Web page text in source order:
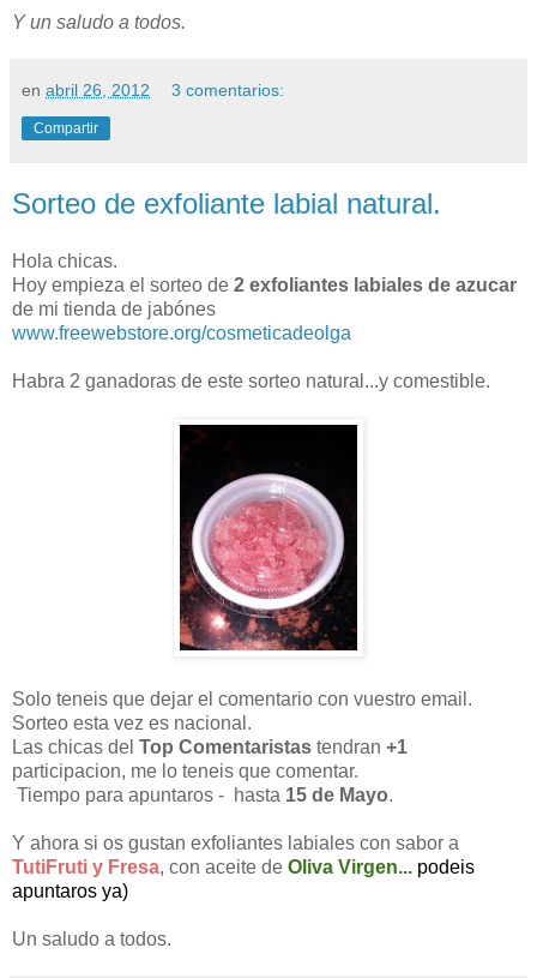
Y un saludo a todos.
en abril 26, 2012 3 comentarios:
Compartir
Sorteo de exfoliante labial natural.
Hola chicas.
Hoy empieza el sorteo de 2 exfoliantes labiales de azucar
de mi tienda de jabónes
www.freewebstore.org/cosmeticadeolga
Habra 2 ganadoras de este sorteo natural...y comestible.
Solo teneis que dejar el comentario con vuestro email.
Sorteo esta vez es nacional.
Las chicas del Top Comentaristas tendran +1
participacion, me lo teneis que comentar.
Tiempo para apuntaros - hasta 15 de Mayo.
Y ahora si os gustan exfoliantes labiales con sabor a
TutiFruti y Fresa, con aceite de Oliva Virgen... podeis
apuntaros ya)
Un saludo a todos.